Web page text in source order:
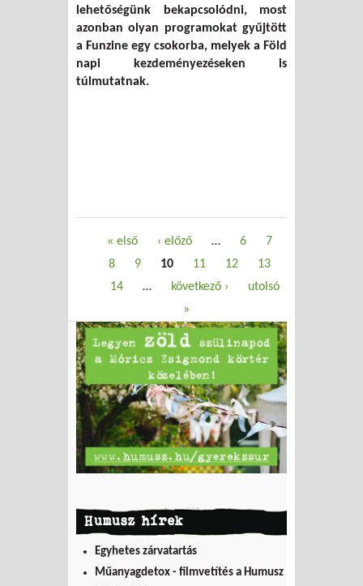
lehetőségünk bekapcsolódni, most
azonban olyan programokat gyűjtött
a Funzine egy csokorba, melyek a Föld
napi kezdeményezéseken is
túlmutatnak.
Oldalak« első ‹ előző … 6
7
8
9 10 11 12
13
14
… következő ›
utolsó
»
Humusz hírek
Egyhetes zárvatartás
Műanyagdetox - filmvetítés a Humusz